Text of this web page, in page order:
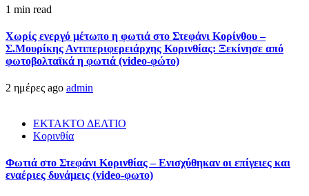
1 min read
Χωρίς ενεργό μέτωπο η φωτιά στο Στεφάνι Κορίνθου –
Σ.Μουρίκης Αντιπεριφερειάρχης Κορινθίας: Ξεκίνησε από
φωτοβολταϊκά η φωτιά (video-φώτο)
2 ημέρες ago admin
ΕΚΤΑΚΤΟ ΔΕΛΤΙΟ
Κορινθία
Φωτιά στο Στεφάνι Κορινθίας – Ενισχύθηκαν οι επίγειες και
εναέριες δυνάμεις (video-φωτο)